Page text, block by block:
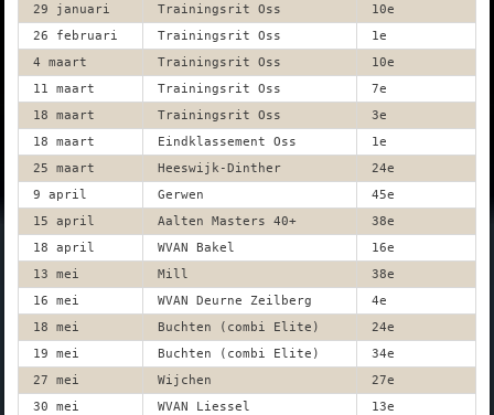
29 januari
Trainingsrit Oss
10e
26 februari
Trainingsrit Oss
1e
4 maart
Trainingsrit Oss
10e
11 maart
Trainingsrit Oss
7e
18 maart
Trainingsrit Oss
3e
18 maart
Eindklassement Oss
1e
25 maart
Heeswijk-Dinther
24e
9 april
Gerwen
45e
15 april
Aalten Masters 40+
38e
18 april
WVAN Bakel
16e
13 mei
Mill
38e
16 mei
WVAN Deurne Zeilberg
4e
18 mei
Buchten (combi Elite)
24e
19 mei
Buchten (combi Elite)
34e
27 mei
Wijchen
27e
30 mei
WVAN Liessel
13e